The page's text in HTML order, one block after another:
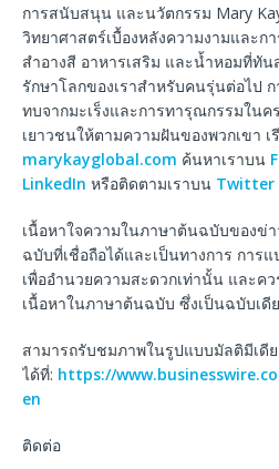
การสนับสนุน และนวัตกรรม Mary
วิทยาศาสตร์เบื้องหลังความงามและ
สำอางสี อาหารเสริม และน้ำหอมที่ทัน
รักษาโลกของเราสำหรับคนรุ่นต่อไป
ทบจากมะเร็งและการทารุณกรรมใน
เยาวชนให้ตามความฝันของพวกเขา เ
marykayglobal.com ค้นหาเราบน
LinkedIn หรือติดตามเราบน Twitter
เนื้อหาใจความในภาษาต้นฉบับของ
ฉบับที่เชื่อถือได้และเป็นทางการ การ
เพื่ออำนวยความสะดวกเท่านั้น และคว
เนื้อหาในภาษาต้นฉบับ ซึ่งเป็นฉบับเดี
สามารถรับชมภาพในรูปแบบมัลติมีเดีย
ได้ที่: https://
en
ติดต่อ